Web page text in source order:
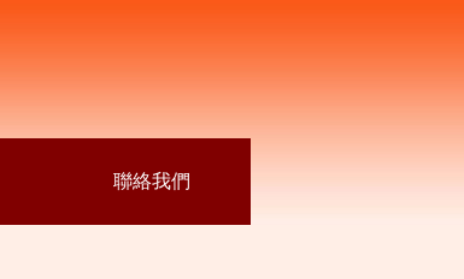
聯絡我們